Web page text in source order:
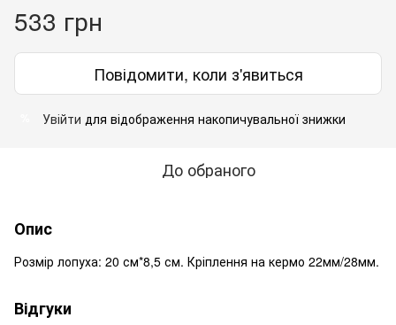
533 грн
Повідомити, коли з'явиться
Увійти для відображення накопичувальної знижки
До обраного
Опис
Розмір лопуха: 20 см*8,5 см. Кріплення на кермо 22мм/28мм.
Відгуки